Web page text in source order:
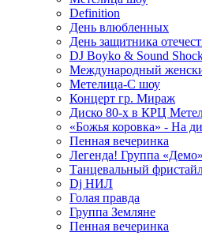
Definition
День влюбленных
День защитника
DJ Boyko & Sound
Международный
Метелица-С шоу
Концерт гр. Мираж
Диско 80-х в КРЦ
«Божья коровка» - На
Пенная вечеринка
Легенда! Группа «Демо»
Танцевальный
Dj НИЛ
Голая правда
Группа Земляне
Пенная вечеринка